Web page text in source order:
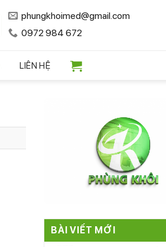
phungkhoimed@gmail.com
0972 984 672
LIÊN HỆ
BÀI VIẾT MỚI